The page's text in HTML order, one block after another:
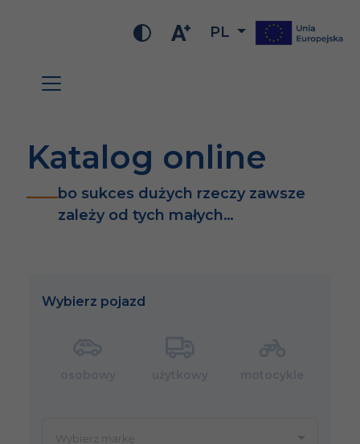
PL
Katalog online
bo sukces dużych rzeczy zawsze
zależy od tych małych…
Wybierz pojazd